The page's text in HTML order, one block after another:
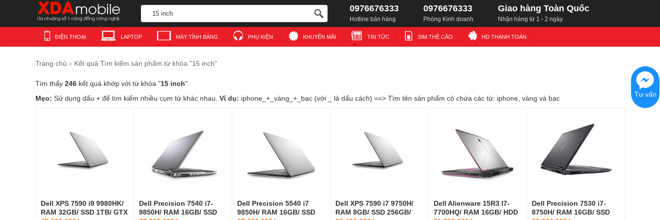
0976676333
Hotline bán hàng
0976676333
Phòng Kinh doanh
Giao hàng Toàn Quốc
Nhận hàng từ 1 - 2 ngày
ĐIỆN THOẠI LAPTOP MÁY TÍNH BẢNG PHỤ KIỆN KHUYẾN MÃI TIN TỨC SIM THẺ CÀO HD THANH TOÁN
Trang chủ Kết quả Tìm kiếm sản phẩm từ khóa "15 inch"
Tìm thấy 246 kết quả khớp với từ khóa "15 inch"
Mẹo: Sử dụng dấu + để tìm kiếm nhiều cụm từ khác nhau. Ví dụ: iphone_+_vàng_+_bạc (với _ là dấu cách) ==> Tìm tên sản phẩm có chứa các từ: iphone, vàng và bạc
Dell XPS 7590 i9 9980HK/
RAM 32GB/ SSD 1TB/ GTX
Dell Precision 7540 i7-
9850H/ RAM 16GB/ SSD
Dell Precision 5540 i7
9850H/ RAM 16GB/ SSD
Dell XPS 7590 i7 9750H/
RAM 8GB/ SSD 256GB/
Dell Alienware 15R3 I7-
7700HQ/ RAM 16GB/ HDD
Dell Precision 7530 i7-
8750H/ RAM 16GB/ SSD
Tư vấn